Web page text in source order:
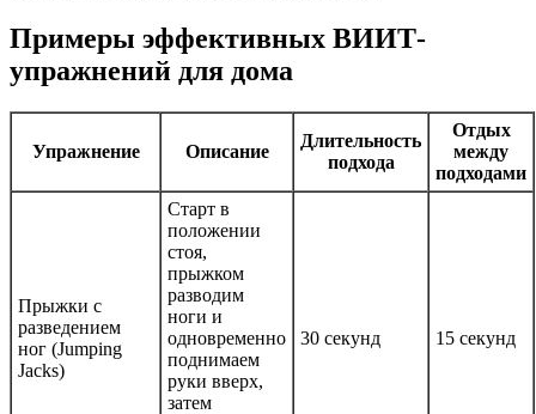
Примеры эффективных ВИИТ-
упражнений для дома
Упражнение Описание
Длительность
подхода
Отдых
между
подходами
Прыжки с
разведением
ног (Jumping
Jacks)
Старт в
положении
стоя,
прыжком
разводим
ноги и
одновременно
поднимаем
руки вверх,
затем
30 секунд 15 секунд